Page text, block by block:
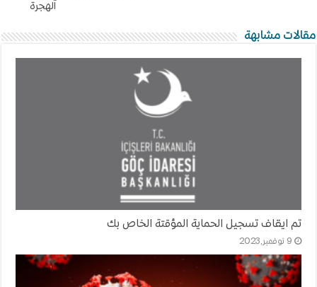
الهجرة
مقالات مشابهة
تم ايقاف تسجيل الحماية المؤقتة الخاص بك
9 نوفمبر,2023